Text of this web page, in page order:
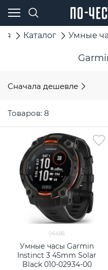
Каталог Умные
Сначала дешевле
Товаров: 8
06486
Умные часы Garmin
Instinct 3 45mm Solar
Black 010-02934-00